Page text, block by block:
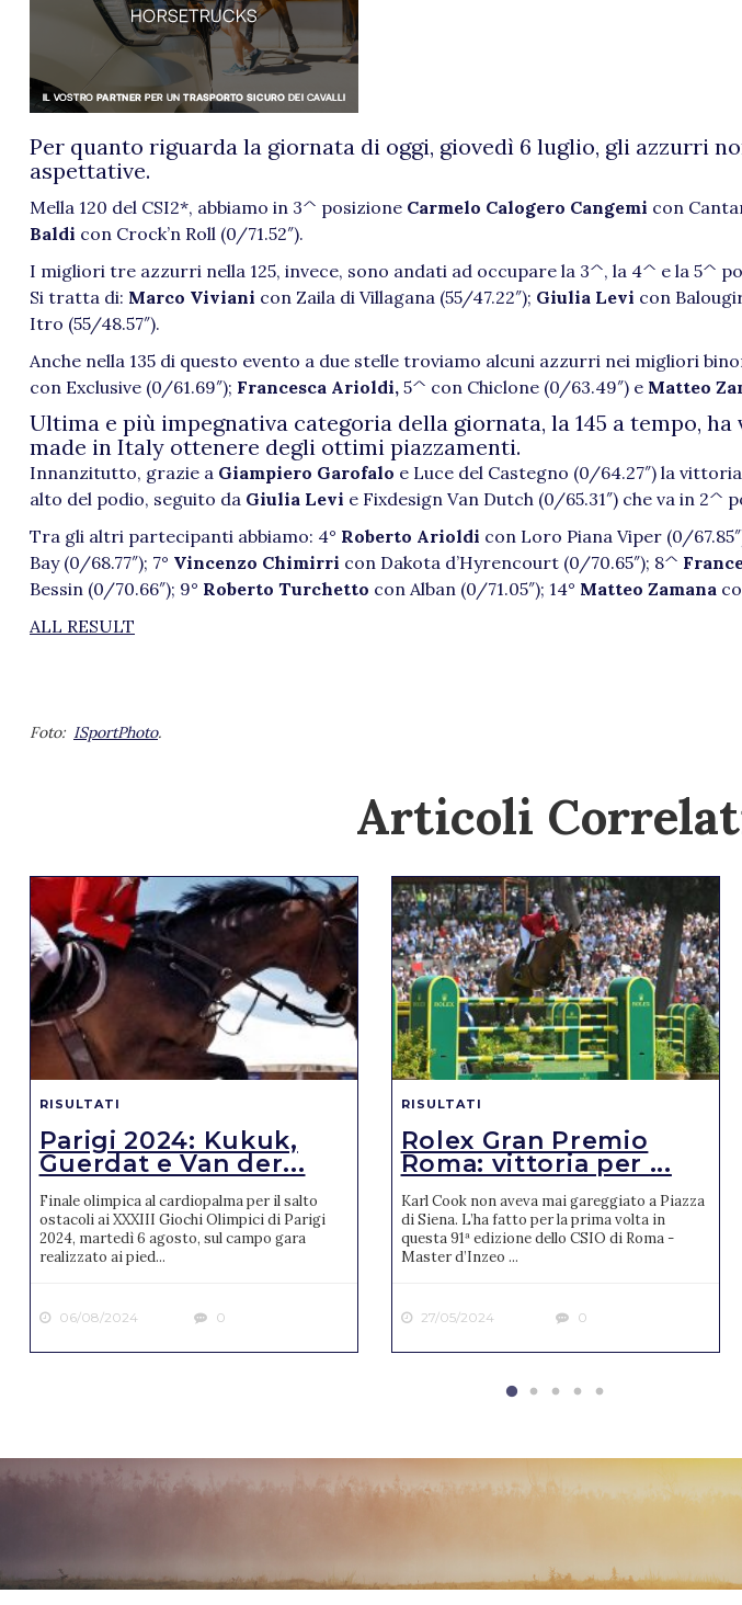
Per quanto riguarda la giornata di oggi, giovedì 6 luglio, gli azzurri
aspettative.
Mella 120 del CSI2*, abbiamo in 3^ posizione Carmelo Calogero Cangemi con
Baldi con Crock’n Roll (0/71.52″).
I migliori tre azzurri nella 125, invece, sono andati ad occupare la 3^, la 4^ e la 5^
Si tratta di: Marco Viviani con Zaila di Villagana (55/47.22″); Giulia Levi con
Itro (55/48.57″).
Anche nella 135 di questo evento a due stelle troviamo alcuni azzurri nei migliori
con Exclusive (0/61.69″); Francesca Arioldi, 5^ con Chiclone (0/63.49″) e Matteo
Ultima e più impegnativa categoria della giornata, la 145 a tempo,
made in Italy ottenere degli ottimi piazzamenti.
Innanzitutto, grazie a Giampiero Garofalo e Luce del Castegno (0/64.27″) la
alto del podio, seguito da Giulia Levi e Fixdesign Van Dutch (0/65.31″) che va in 2^
Tra gli altri partecipanti abbiamo: 4° Roberto Arioldi con Loro Piana Viper (0/
Bay (0/68.77″); 7° Vincenzo Chimirri con Dakota d’Hyrencourt (0/70.65″); 8^
Bessin (0/70.66″); 9° Roberto Turchetto con Alban (0/71.05″); 14° Matteo Zamana
ALL RESULT
Foto: ISportPhoto.
Articoli
RISULTATI
Parigi 2024: Kukuk,
Guerdat e Van der...
Finale olimpica al cardiopalma per il salto
ostacoli ai XXXIII Giochi Olimpici di Parigi
2024, martedì 6 agosto, sul campo gara
realizzato ai pied...
06/08/2024 0
RISULTATI
Rolex Gran Premio
Roma: vittoria per ...
Karl Cook non aveva mai gareggiato a Piazza
di Siena. L’ha fatto per la prima volta in
questa 91ª edizione dello CSIO di Roma -
Master d’Inzeo ...
27/05/2024 0